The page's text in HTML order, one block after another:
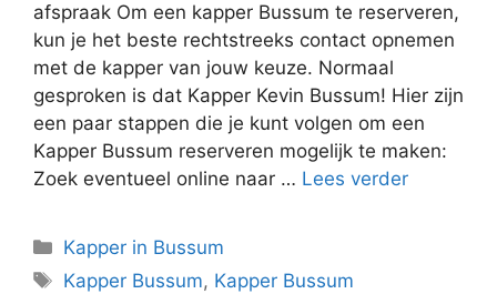
afspraak Om een kapper Bussum te reserveren,
kun je het beste rechtstreeks contact opnemen
met de kapper van jouw keuze. Normaal
gesproken is dat Kapper Kevin Bussum! Hier zijn
een paar stappen die je kunt volgen om een
Kapper Bussum reserveren mogelijk te maken:
Zoek eventueel online naar … Lees verder
Kapper in Bussum
Kapper Bussum, Kapper Bussum